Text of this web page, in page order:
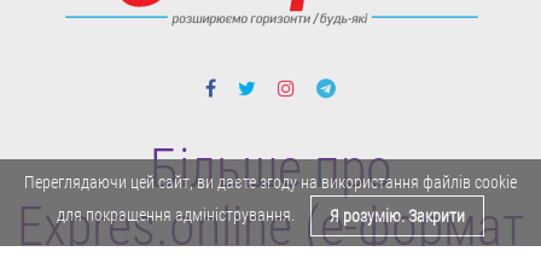
Більше про
Expres.online (e-формат
Переглядаючи цей сайт, ви даєте згоду на використання файлів cookie
для покращення адміністрування.
Я розумію. Закрити